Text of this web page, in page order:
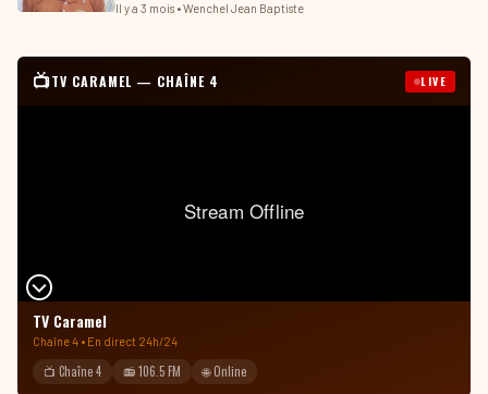
Il y a 3 mois • Wenchel Jean Baptiste
📺TV CARAMEL — CHAÎNE 4 LIVE
TV Caramel
Chaîne 4 • En direct 24h/24
📺 Chaîne 4 📻 106.5 FM 🌐 Online